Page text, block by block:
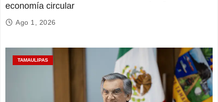
economía circular
Ago 1, 2026
TAMAULIPAS